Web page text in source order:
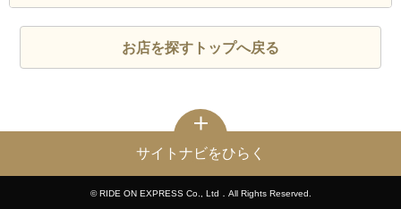
お店を探すトップへ戻る
サイトナビをひらく
© RIDE ON EXPRESS Co., Ltd．All Rights Reserved.